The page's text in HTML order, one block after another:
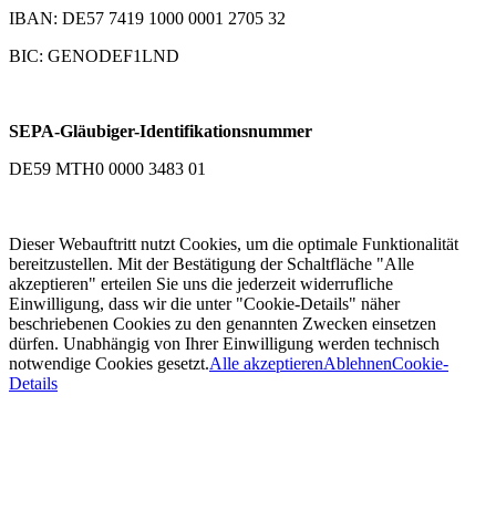
IBAN: DE57 7419 1000 0001 2705 32
BIC: GENODEF1LND
SEPA-Gläubiger-Identifikationsnummer
DE59 MTH0 0000 3483 01
Dieser Webauftritt nutzt Cookies, um die optimale Funktionalität
bereitzustellen. Mit der Bestätigung der Schaltfläche "Alle
akzeptieren" erteilen Sie uns die jederzeit widerrufliche
Einwilligung, dass wir die unter "Cookie-Details" näher
beschriebenen Cookies zu den genannten Zwecken einsetzen
dürfen. Unabhängig von Ihrer Einwilligung werden technisch
notwendige Cookies gesetzt.Alle akzeptierenAblehnenCookie-
Details